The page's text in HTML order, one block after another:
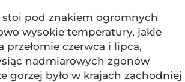
stoi pod znakiem ogromnych
wysokie temperatury, jakie
przełomie czerwca i lipca,
nadmiarowych zgonów
gorzej było w krajach zachodniej